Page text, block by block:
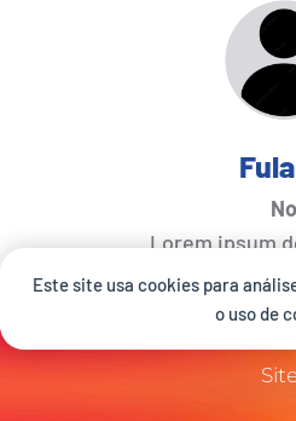
Este site usa cookies para
o uso de
Lorem ipsum